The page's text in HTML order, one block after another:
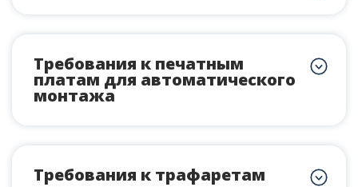
Требования к печатным
платам для автоматического
монтажа
Требования к трафаретам